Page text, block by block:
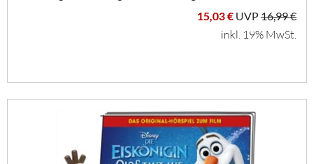
15,03 € UVP16,99 €
inkl. 19% MwSt.